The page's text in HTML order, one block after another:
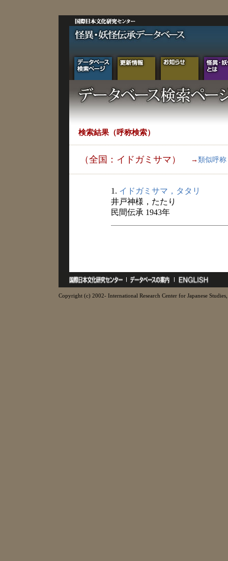
検索結果（呼称検索）
（全国：イドガミサマ） → 類似呼称
1. イドガミサマ，タタリ
井戸神様，たたり
民間伝承 1943年
Copyright (c) 2002- International Research Center for Japanese